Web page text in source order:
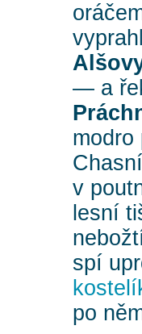
— a
modro
v
lesní
spí
po